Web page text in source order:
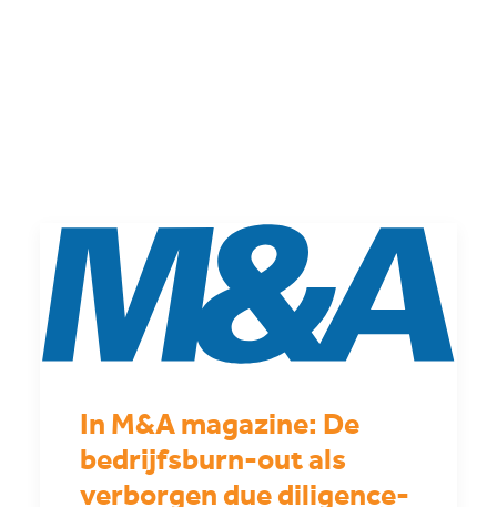
In M&A magazine: De
bedrijfsburn-out als
verborgen due diligence-